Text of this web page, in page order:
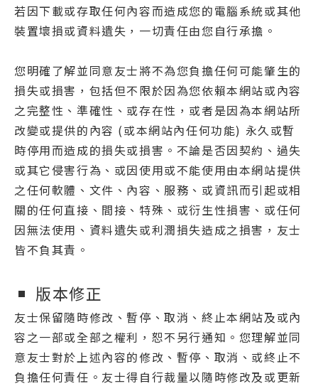
若因下載或存取任何內容而造成您的電腦系統或其他
裝置壞損或資料遺失，一切責任由您自行承擔。
您明確了解並同意友士將不為您負擔任何可能肇生的
損失或損害，包括但不限於因為您依賴本網站或內容
之完整性、準確性、或存在性，或者是因為本網站所
改變或提供的內容 (或本網站內任何功能) 永久或暫
時停用而造成的損失或損害。不論是否因契約、過失
或其它侵害行為、或因使用或不能使用由本網站提供
之任何軟體、文件、內容、服務、或資訊而引起或相
關的任何直接、間接、特殊、或衍生性損害、或任何
因無法使用、資料遺失或利潤損失造成之損害，友士
皆不負其責。
版本修正
友士保留隨時修改、暫停、取消、終止本網站及或內
容之一部或全部之權利，恕不另行通知。您理解並同
意友士對於上述內容的修改、暫停、取消、或終止不
負擔任何責任。友士得自行裁量以隨時修改及或更新